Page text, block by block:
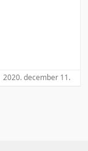
2020. december 11.